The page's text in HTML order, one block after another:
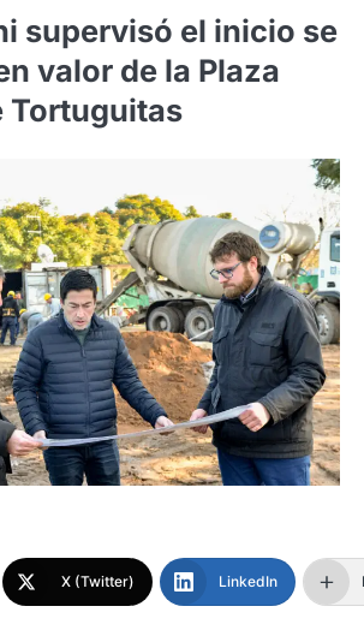
supervisó el inicio se
valor de la Plaza
Tortuguitas
X (Twitter) LinkedIn